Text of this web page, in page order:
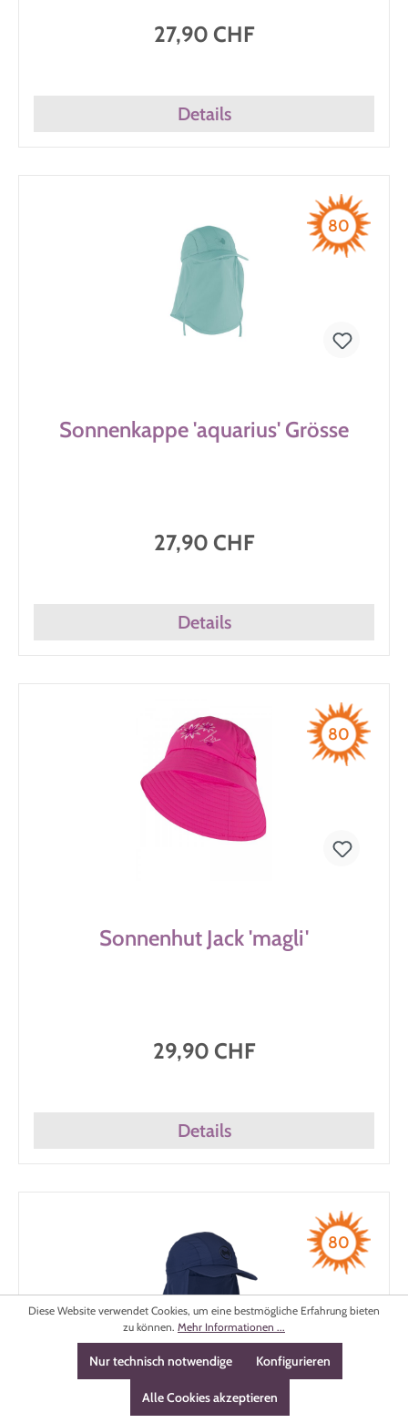
27,90 CHF
Details
80
Sonnenkappe 'aquarius' Grösse
27,90 CHF
Details
80
Sonnenhut Jack 'magli'
29,90 CHF
Details
80
Diese Website verwendet Cookies, um eine bestmögliche Erfahrung bieten
zu können. Mehr Informationen ...
Nur technisch notwendige Konfigurieren
Alle Cookies akzeptieren